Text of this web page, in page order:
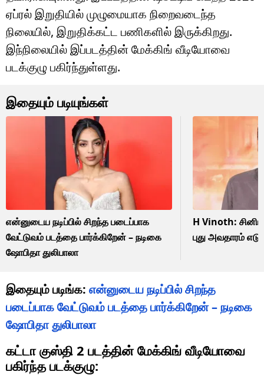
ஏப்ரல் இறுதியில் முழுமையாக நிறைவடைந்த
நிலையில், இறுதிக்கட்ட பணிகளில் இருக்கிறது.
இந்நிலையில் இப்படத்தின் மேக்கிங் வீடியோவை
படக்குழு பகிர்ந்துள்ளது.
இதையும் படியுங்கள்
என்னுடைய நடிப்பில் சிறந்த படைப்பாக
வேட்டுவம் படத்தை பார்க்கிறேன் – நடிகை
ஷோபிதா துலிபாலா
H Vinoth:
புது அவதாரம்
இதையும் படிங்க: என்னுடைய நடிப்பில் சிறந்த
படைப்பாக வேட்டுவம் படத்தை பார்க்கிறேன் – நடிகை
ஷோபிதா துலிபாலா
கட்டா குஸ்தி 2 படத்தின் மேக்கிங் வீடியோவை
பகிர்ந்த படக்குழு: